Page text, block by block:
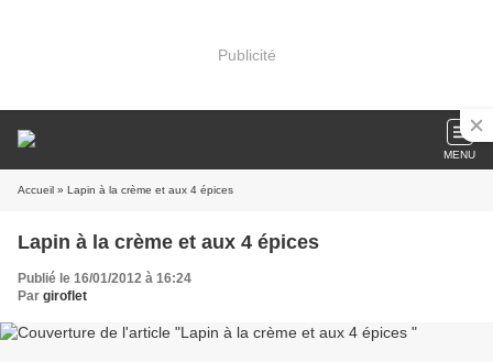
Publicité
MENU
Accueil » Lapin à la crème et aux 4 épices
Lapin à la crème et aux 4 épices
Publié le 16/01/2012 à 16:24
Par giroflet